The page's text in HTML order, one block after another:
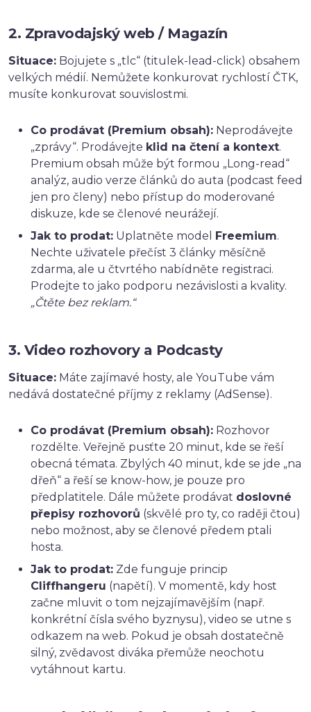
2. Zpravodajský web / Magazín
Situace: Bojujete s „tlc“ (titulek-lead-click) obsahem
velkých médií. Nemůžete konkurovat rychlostí ČTK,
musíte konkurovat souvislostmi.
Co prodávat (Premium obsah): Neprodávejte
„zprávy“. Prodávejte klid na čtení a kontext.
Premium obsah může být formou „Long-read“
analýz, audio verze článků do auta (podcast feed
jen pro členy) nebo přístup do moderované
diskuze, kde se členové neurážejí.
Jak to prodat: Uplatněte model Freemium.
Nechte uživatele přečíst 3 články měsíčně
zdarma, ale u čtvrtého nabídněte registraci.
Prodejte to jako podporu nezávislosti a kvality.
„Čtěte bez reklam.“
3. Video rozhovory a Podcasty
Situace: Máte zajímavé hosty, ale YouTube vám
nedává dostatečné příjmy z reklamy (AdSense).
Co prodávat (Premium obsah): Rozhovor
rozdělte. Veřejně pusťte 20 minut, kde se řeší
obecná témata. Zbylých 40 minut, kde se jde „na
dřeň“ a řeší se know-how, je pouze pro
předplatitele. Dále můžete prodávat doslovné
přepisy rozhovorů (skvělé pro ty, co raději čtou)
nebo možnost, aby se členové předem ptali
hosta.
Jak to prodat: Zde funguje princip
Cliffhangeru (napětí). V momentě, kdy host
začne mluvit o tom nejzajímavějším (např.
konkrétní čísla svého byznysu), video se utne s
odkazem na web. Pokud je obsah dostatečně
silný, zvědavost diváka přemůže neochotu
vytáhnout kartu.